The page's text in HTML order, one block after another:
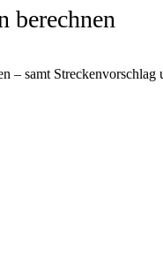
berechnen
– samt